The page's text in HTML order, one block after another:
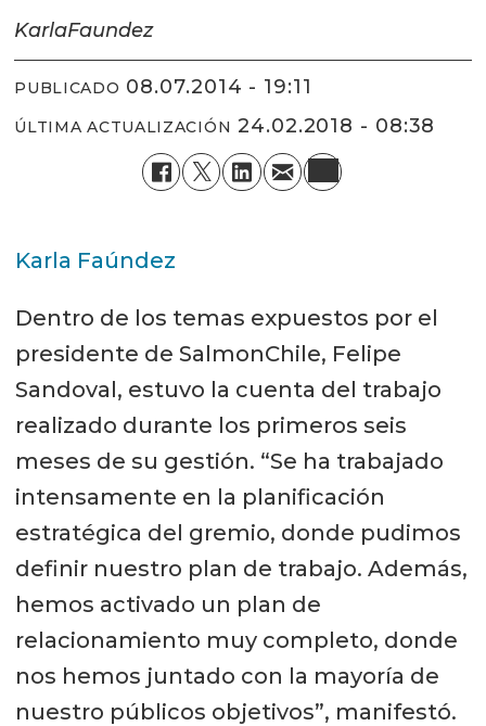
KarlaFaundez
PUBLICADO 08.07.2014 - 19:11
ÚLTIMA ACTUALIZACIÓN 24.02.2018 - 08:38
Karla Faúndez
Dentro de los temas expuestos por el
presidente de SalmonChile, Felipe
Sandoval, estuvo la cuenta del trabajo
realizado durante los primeros seis
meses de su gestión. “Se ha trabajado
intensamente en la planificación
estratégica del gremio, donde pudimos
definir nuestro plan de trabajo. Además,
hemos activado un plan de
relacionamiento muy completo, donde
nos hemos juntado con la mayoría de
nuestro públicos objetivos”, manifestó.